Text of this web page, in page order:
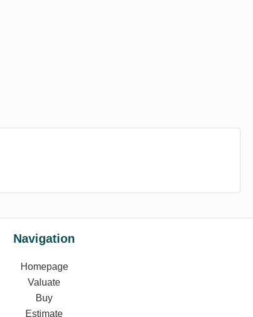
Navigation
Homepage
Valuate
Buy
Estimate